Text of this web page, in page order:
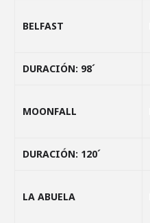
BELFAST
DURACIÓN: 98´
MOONFALL
DURACIÓN: 120´
LA ABUELA